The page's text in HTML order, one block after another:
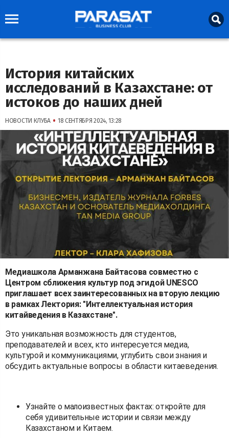
История китайских
исследований в Казахстане: от
истоков до наших дней
НОВОСТИ КЛУБА • 18 СЕНТЯБРЯ 2024, 13:28
Медиашкола Арманжана Байтасова совместно с
Центром сближения культур под эгидой UNESCO
приглашает всех заинтересованных на вторую лекцию
в рамках Лектория: "Интеллектуальная история
китайведения в Казахстане".
Это уникальная возможность для студентов,
преподавателей и всех, кто интересуется медиа,
культурой и коммуникациями, углубить свои знания и
обсудить актуальные вопросы в области китаеведения.
Узнайте о малоизвестных фактах: откройте для
себя удивительные истории и связи между
Казахстаном и Китаем.